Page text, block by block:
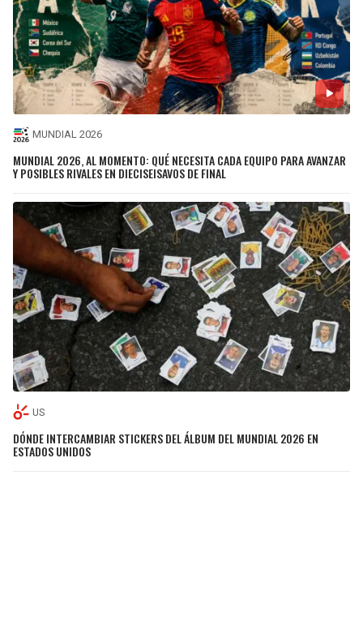
MUNDIAL 2026
MUNDIAL 2026, AL MOMENTO: QUÉ NECESITA CADA EQUIPO PARA AVANZAR
Y POSIBLES RIVALES EN DIECISEISAVOS DE FINAL
US
DÓNDE INTERCAMBIAR STICKERS DEL ÁLBUM DEL MUNDIAL 2026 EN
ESTADOS UNIDOS